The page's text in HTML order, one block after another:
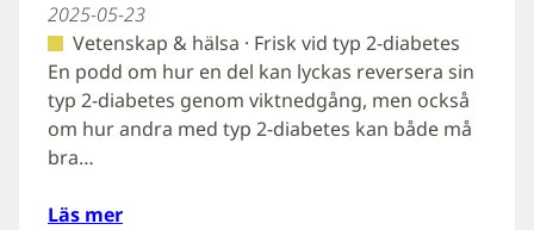
2025-05-23
Vetenskap & hälsa · Frisk vid typ 2-diabetes
En podd om hur en del kan lyckas reversera sin
typ 2-diabetes genom viktnedgång, men också
om hur andra med typ 2-diabetes kan både må
bra…
Läs mer